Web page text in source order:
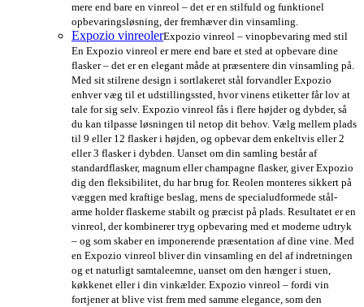
mere end bare en vinreol – det er en stilfuld og funktionel
opbevaringsløsning, der fremhæver din vinsamling.
Expozio vinreolerExpozio vinreol – vinopbevaring med stil
En Expozio vinreol er mere end bare et sted at opbevare dine
flasker – det er en elegant måde at præsentere din vinsamling på.
Med sit stilrene design i sortlakeret stål forvandler Expozio
enhver væg til et udstillingssted, hvor vinens etiketter får lov at
tale for sig selv. Expozio vinreol fås i flere højder og dybder, så
du kan tilpasse løsningen til netop dit behov. Vælg mellem plads
til 9 eller 12 flasker i højden, og opbevar dem enkeltvis eller 2
eller 3 flasker i dybden. Uanset om din samling består af
standardflasker, magnum eller champagne flasker, giver Expozio
dig den fleksibilitet, du har brug for. Reolen monteres sikkert på
væggen med kraftige beslag, mens de specialudformede stål-
arme holder flaskerne stabilt og præcist på plads. Resultatet er en
vinreol, der kombinerer tryg opbevaring med et moderne udtryk
– og som skaber en imponerende præsentation af dine vine. Med
en Expozio vinreol bliver din vinsamling en del af indretningen
og et naturligt samtaleemne, uanset om den hænger i stuen,
køkkenet eller i din vinkælder. Expozio vinreol – fordi vin
fortjener at blive vist frem med samme elegance, som den